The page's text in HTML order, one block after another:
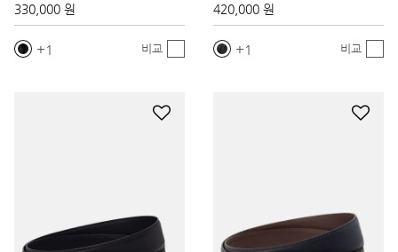
330,000 원
1 비교
420,000 원
1 비교